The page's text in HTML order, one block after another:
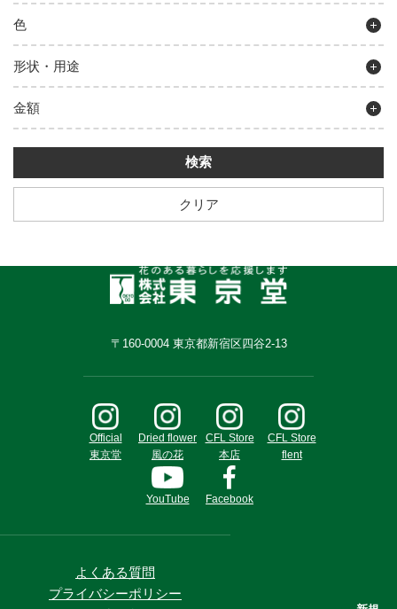
色
形状・用途
金額
クリア
〒160-0004 東京都新宿区四谷2-13
Official
東京堂
Dried flower
風の花
CFL Store
本店
CFL Store
flent
YouTube Facebook
よくある質問
プライバシーポリシー